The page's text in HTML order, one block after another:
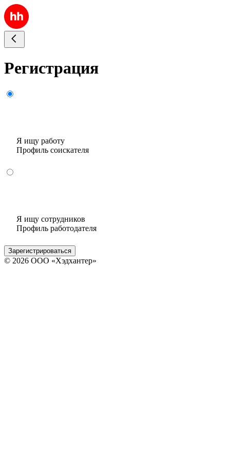
Регистрация
Я ищу работу
Профиль соискателя
Я ищу сотрудников
Профиль работодателя
Зарегистрироваться
© 2026 ООО «Хэдхантер»